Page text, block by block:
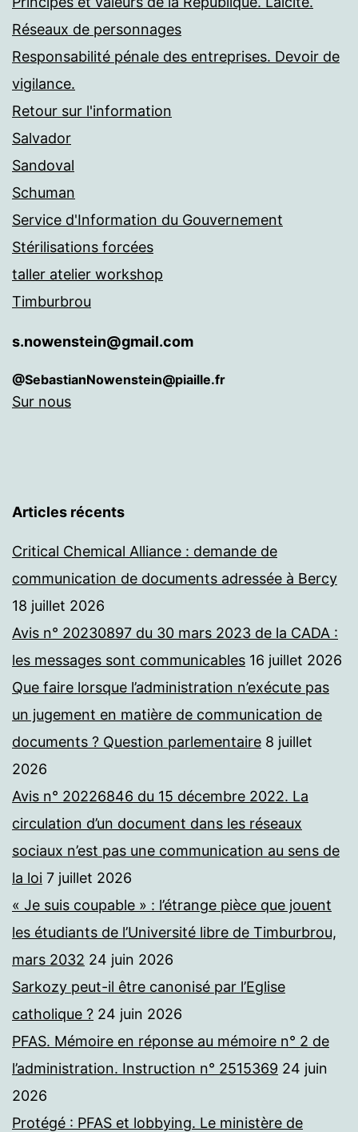
Réseaux de personnages
Responsabilité pénale des entreprises. Devoir de
vigilance.
Retour sur l'information
Salvador
Sandoval
Schuman
Service d'Information du Gouvernement
Stérilisations forcées
taller atelier workshop
Timburbrou
s.nowenstein@gmail.com
@SebastianNowenstein@piaille.fr
Sur nous
Articles récents
Critical Chemical Alliance : demande de
communication de documents adressée à Bercy
18 juillet 2026
Avis n° 20230897 du 30 mars 2023 de la CADA :
les messages sont communicables 16 juillet 2026
Que faire lorsque l’administration n’exécute pas
un jugement en matière de communication de
documents ? Question parlementaire 8 juillet
2026
Avis n° 20226846 du 15 décembre 2022. La
circulation d’un document dans les réseaux
sociaux n’est pas une communication au sens de
la loi 7 juillet 2026
« Je suis coupable » : l’étrange pièce que jouent
les étudiants de l’Université libre de Timburbrou,
mars 2032 24 juin 2026
Sarkozy peut-il être canonisé par l’Eglise
catholique ? 24 juin 2026
PFAS. Mémoire en réponse au mémoire n° 2 de
l’administration. Instruction n° 2515369 24 juin
2026
Protégé : PFAS et lobbying. Le ministère de